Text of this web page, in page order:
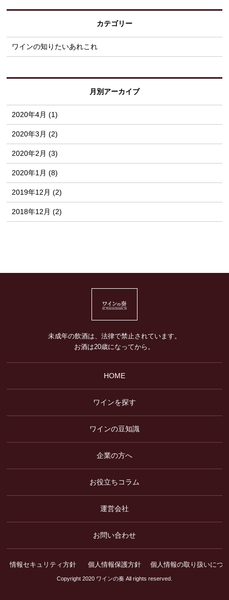
カテゴリー
ワインの知りたいあれこれ
月別アーカイブ
2020年4月 (1)
2020年3月 (2)
2020年2月 (3)
2020年1月 (8)
2019年12月 (2)
2018年12月 (2)
未成年の飲酒は、法律で禁止されています。
お酒は20歳になってから。
HOME
ワインを探す
ワインの豆知識
企業の方へ
お役立ちコラム
運営会社
お問い合わせ
情報セキュリティ方針 個人情報保護方針 個人情報の取り扱いにつ
Copyright 2020 ワインの奏 All rights reserved.